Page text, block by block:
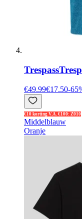
Trespass
€49.99€17.50-65
€10 korting V.A. €100: Z010
Middelblauw
Oranje